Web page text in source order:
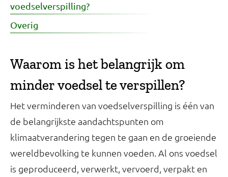
voedselverspilling?
Overig
Waarom is het belangrijk om
minder voedsel te verspillen?
Het verminderen van voedselverspilling is één van
de belangrijkste aandachtspunten om
klimaatverandering tegen te gaan en de groeiende
wereldbevolking te kunnen voeden. Al ons voedsel
is geproduceerd, verwerkt, vervoerd, verpakt en